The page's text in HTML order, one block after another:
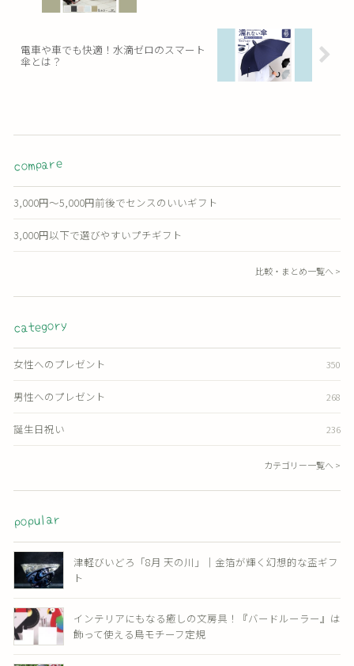
電車や車でも快適！水滴ゼロのスマート
傘とは？
compare
3,000円〜5,000円前後でセンスのいいギフト
3,000円以下で選びやすいプチギフト
比較・まとめ一覧へ >
category
女性へのプレゼント 350
男性へのプレゼント 268
誕生日祝い 236
カテゴリー一覧へ >
popular
津軽びいどろ「8月 天の川」｜金箔が輝く幻想的な盃ギフ
ト
インテリアにもなる癒しの文房具！『バードルーラー』は
飾って使える鳥モチーフ定規